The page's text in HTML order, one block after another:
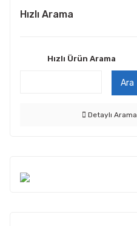
Hızlı Arama
Hızlı Ürün Arama
Ara
Detaylı Arama